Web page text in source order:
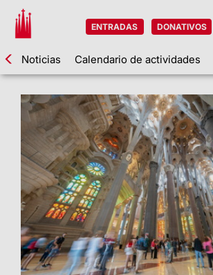
ENTRADAS DONATIVOS
Noticias Calendario de actividades